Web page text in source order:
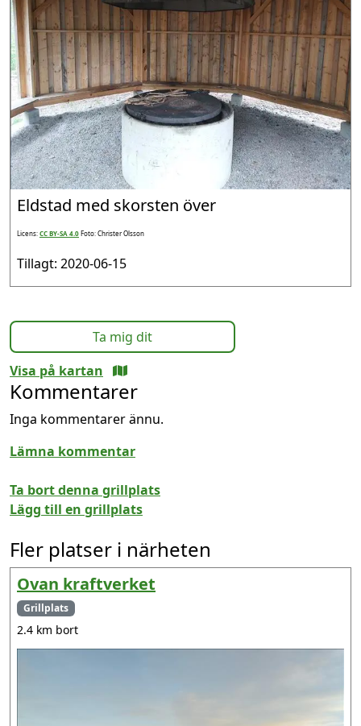
Eldstad med skorsten över
Licens:CC BY-SA 4.0Foto: Christer Olsson
Tillagt: 2020-06-15
Ta mig dit
Visa på kartan
Kommentarer
Inga kommentarer ännu.
Lämna kommentar
Ta bort denna grillplats
Lägg till en grillplats
Fler platser i närheten
Ovan kraftverket
Grillplats
2.4 km bort